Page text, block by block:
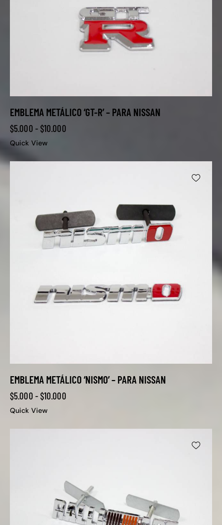
EMBLEMA METÁLICO ‘GT-R’ – PARA NISSAN
$5.000 -$10.000
Quick View
EMBLEMA METÁLICO ‘NISMO’ – PARA NISSAN
$5.000 -$10.000
Quick View